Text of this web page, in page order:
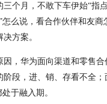
三个月，不敢下车伊始“指
怎么说，看合作伙伴和友
方案。
因，华为面向渠道和零售
阶段，进、销、存看不全
于融入期。